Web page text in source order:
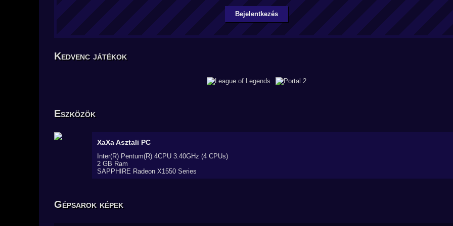
Bejelentkezés
Kedvenc játékok
Eszközök
XaXaAsztali PC
Inter(R) Pentum(R) 4CPU 3.40GHz (4 CPUs)
2 GB Ram
SAPPHIRE Radeon X1550 Series
Gépsarok képek